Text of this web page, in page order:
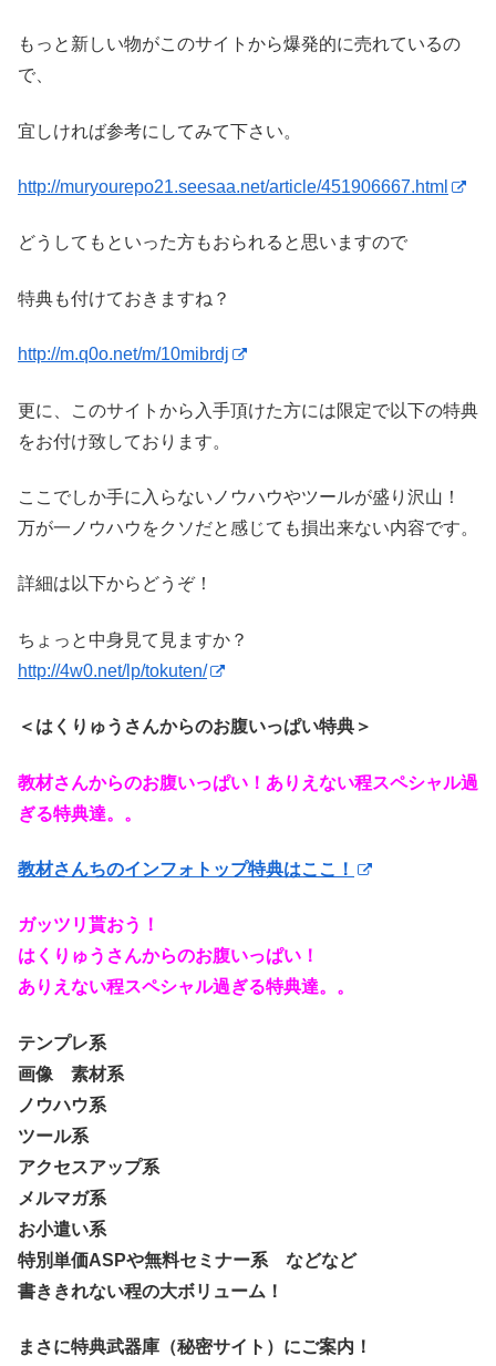
もっと新しい物がこのサイトから爆発的に売れているの
で、
宜しければ参考にしてみて下さい。
http://muryourepo21.seesaa.net/article/451906667.html
どうしてもといった方もおられると思いますので
特典も付けておきますね？
http://m.q0o.net/m/10mibrdj
更に、このサイトから入手頂けた方には限定で以下の特典
をお付け致しております。
ここでしか手に入らないノウハウやツールが盛り沢山！
万が一ノウハウをクソだと感じても損出来ない内容です。
詳細は以下からどうぞ！
ちょっと中身見て見ますか？
http://4w0.net/lp/tokuten/
＜はくりゅうさんからのお腹いっぱい特典＞
教材さんからのお腹いっぱい！ありえない程スペシャル過
ぎる特典達。。
教材さんちのインフォトップ特典はここ！
ガッツリ貰おう！
はくりゅうさんからのお腹いっぱい！
ありえない程スペシャル過ぎる特典達。。
テンプレ系
画像 素材系
ノウハウ系
ツール系
アクセスアップ系
メルマガ系
お小遣い系
特別単価ASPや無料セミナー系 などなど
書ききれない程の大ボリューム！
まさに特典武器庫（秘密サイト）にご案内！